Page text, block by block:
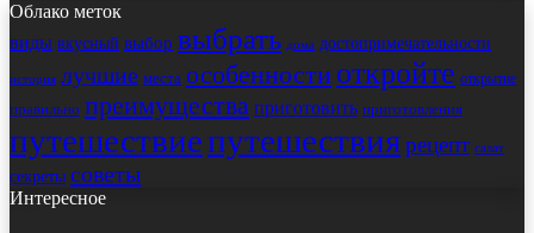
Облако меток
виды вкусный выбор выбрать дома достопримечательности
история лучшие места особенности откройте открытие
правильно преимущества приготовить приготовления
путешествиепутешествиярецепт салат
секреты советы
Интересное